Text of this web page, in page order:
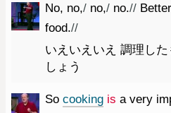
No, no,/ no,/ no.// Better
food.//
いえいえいえ 調理し
しょう
So cooking is a very